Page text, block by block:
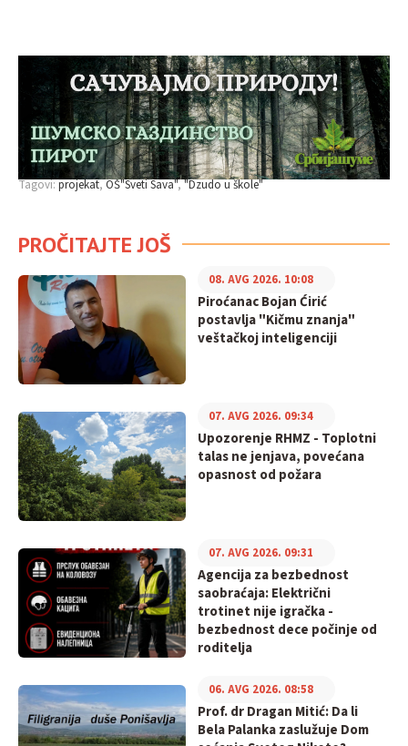
Tagovi:projekat OŠ"Sveti Sava" "Dzudo u škole"
PROČITAJTE JOŠ
Piroćanac Bojan Ćirić
postavlja "Kičmu znanja"
veštačkoj inteligenciji
08. AVG 2026. 10:08
Upozorenje RHMZ - Toplotni
talas ne jenjava, povećana
opasnost od požara
07. AVG 2026. 09:34
Agencija za bezbednost
saobraćaja: Električni
trotinet nije igračka -
bezbednost dece počinje od
roditelja
07. AVG 2026. 09:31
Prof. dr Dragan Mitić: Da li
Bela Palanka zaslužuje Dom
06. AVG 2026. 08:58